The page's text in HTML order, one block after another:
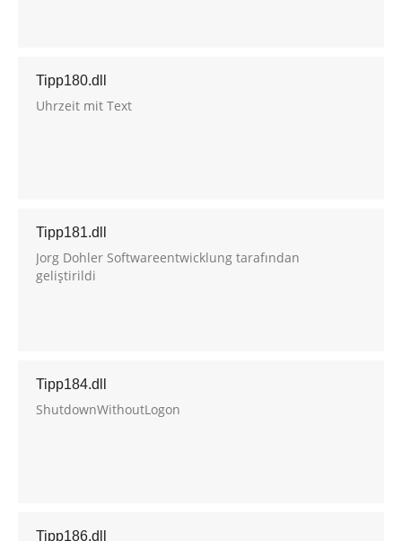
Tipp180.dll
Uhrzeit mit Text
Tipp181.dll
Jorg Dohler Softwareentwicklung tarafından
geliştirildi
Tipp184.dll
ShutdownWithoutLogon
Tipp186.dll